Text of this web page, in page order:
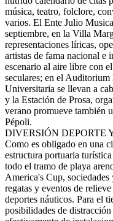
música, teatro, folclore,
varios. El Ente Julio
septiembre, en la Villa
representaciones líricas,
artistas de fama nacional e
escenario al aire libre con
seculares; en el
Universitaria se llevan a
y la Estación de Prosa,
verano promueve también
Pépoli.
DIVERSIÓN DEPORTE
Como es obligado en una
estructura portuaria
todo el tramo de playa
America's Cup,
regatas y eventos de
deportes náuticos. Para el
posibilidades de